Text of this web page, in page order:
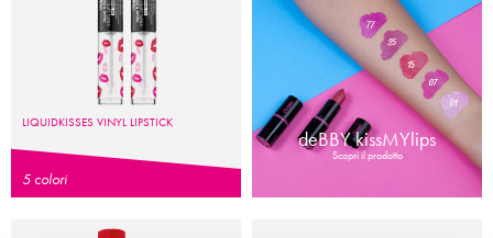
LIQUIDKISSES VINYL LIPSTICK
5 colori
deBBY kissMYlips
Scopri il prodotto